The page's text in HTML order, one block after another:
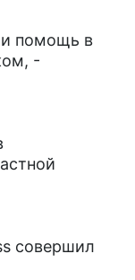
помощь в
-
совершил